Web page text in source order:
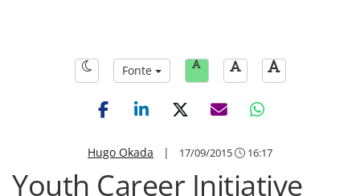
Fonte
Hugo Okada | 17/09/2015 16:17
Youth Career Initiative